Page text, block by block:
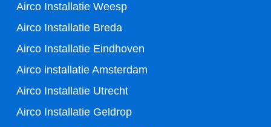
o
k
-
f
Airco Installatie Weesp
Airco Installatie Breda
Airco Installatie Eindhoven
Airco installatie Amsterdam
Airco Installatie Utrecht
Airco Installatie Geldrop